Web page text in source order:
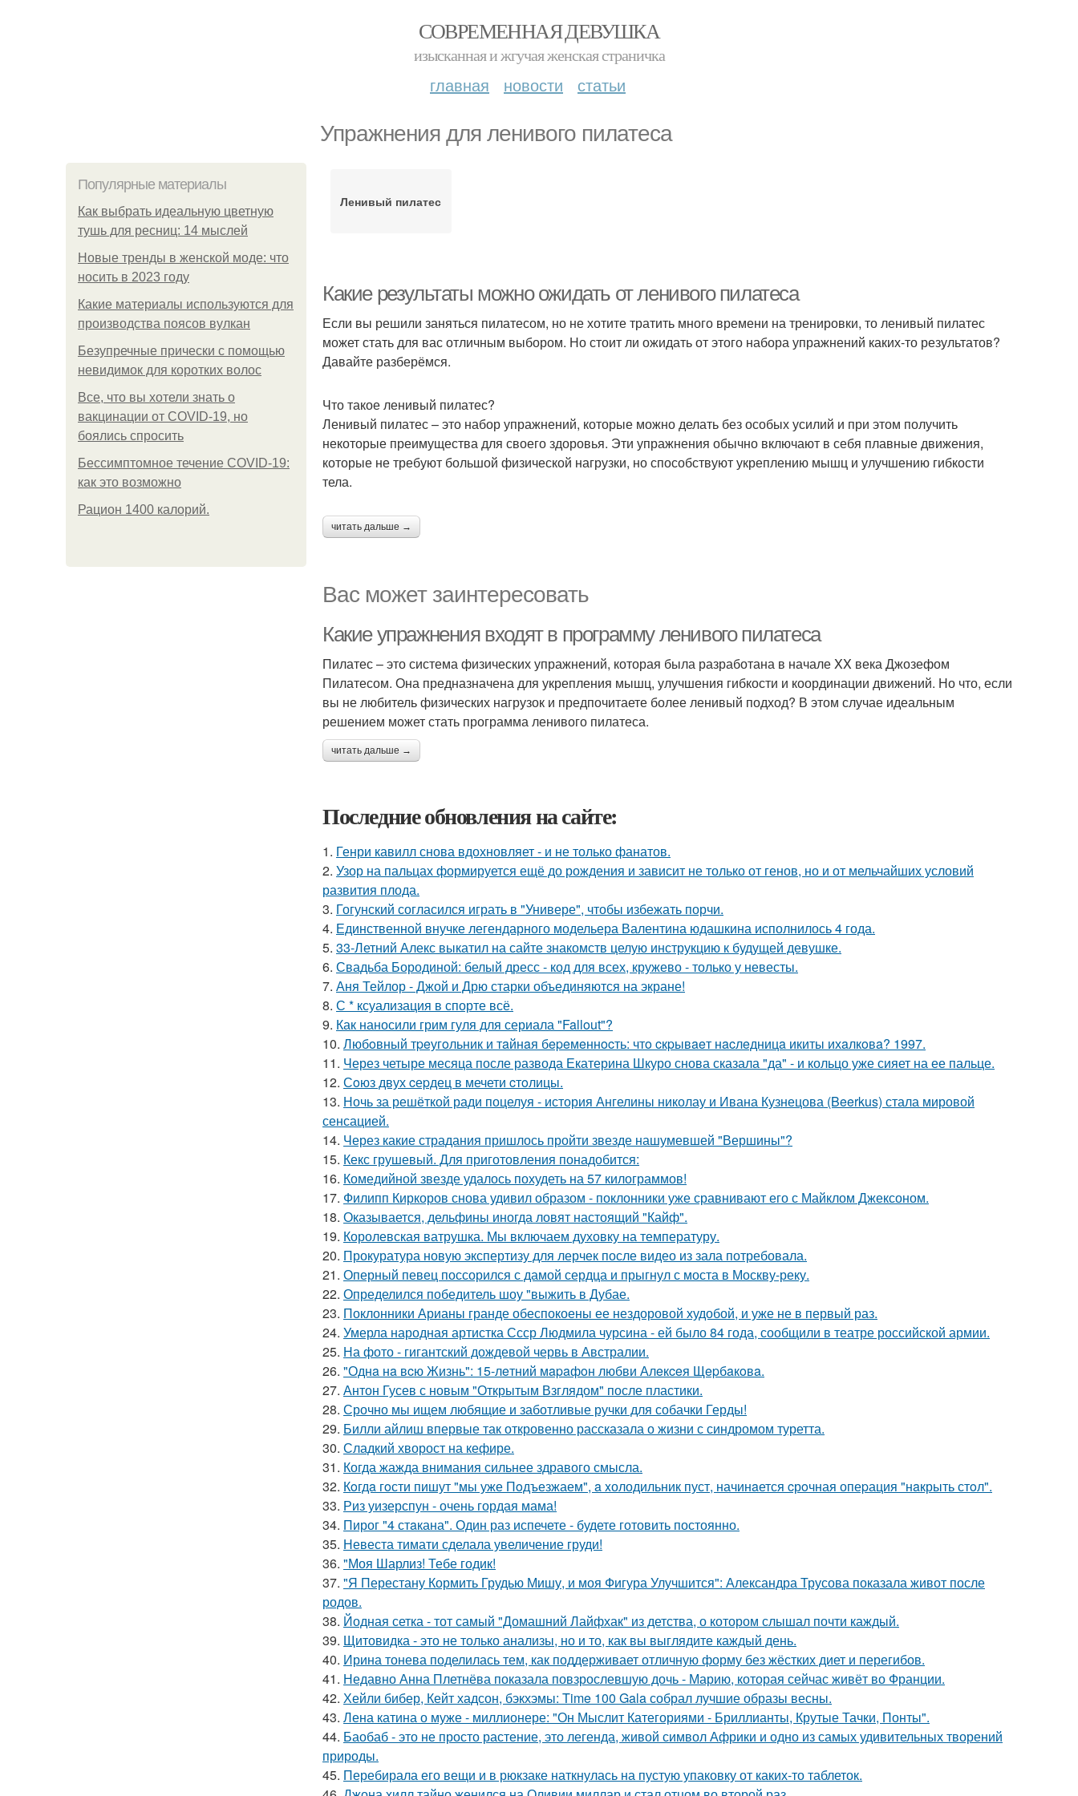
СОВРЕМЕННАЯ ДЕВУШКА
изысканная и жгучая женская страничка
главная новости статьи
Упражнения для ленивого пилатеса
Популярные материалы
Как выбрать идеальную цветную
тушь для ресниц: 14 мыслей
Новые тренды в женской моде: что
носить в 2023 году
Какие материалы используются для
производства поясов вулкан
Безупречные прически с помощью
невидимок для коротких волос
Все, что вы хотели знать о
вакцинации от COVID-19, но
боялись спросить
Бессимптомное течение COVID-19:
как это возможно
Рацион 1400 калорий.
Ленивый пилатес
Какие результаты можно ожидать от ленивого пилатеса
Если вы решили заняться пилатесом, но не хотите тратить много времени на тренировки, то ленивый пилатес
может стать для вас отличным выбором. Но стоит ли ожидать от этого набора упражнений каких-то результатов?
Давайте разберёмся.
Что такое ленивый пилатес?
Ленивый пилатес – это набор упражнений, которые можно делать без особых усилий и при этом получить
некоторые преимущества для своего здоровья. Эти упражнения обычно включают в себя плавные движения,
которые не требуют большой физической нагрузки, но способствуют укреплению мышц и улучшению гибкости
тела.
читать дальше →
Вас может заинтересовать
Какие упражнения входят в программу ленивого пилатеса
Пилатес – это система физических упражнений, которая была разработана в начале XX века Джозефом
Пилатесом. Она предназначена для укрепления мышц, улучшения гибкости и координации движений. Но что, если
вы не любитель физических нагрузок и предпочитаете более ленивый подход? В этом случае идеальным
решением может стать программа ленивого пилатеса.
читать дальше →
Последние обновления на сайте:
1. Генри кавилл снова вдохновляет - и не только фанатов.
2. Узор на пальцах формируется ещё до рождения и зависит не только от генов, но и от мельчайших условий
развития плода.
3. Гогунский согласился играть в "Универе", чтобы избежать порчи.
4. Единственной внучке легендарного модельера Валентина юдашкина исполнилось 4 года.
5. 33-Летний Алекс выкатил на сайте знакомств целую инструкцию к будущей девушке.
6. Свадьба Бородиной: белый дресс - код для всех, кружево - только у невесты.
7. Аня Тейлор - Джой и Дрю старки объединяются на экране!
8. С * ксуализация в спорте всё.
9. Как наносили грим гуля для сериала "Fallout"?
10. Любoвный тpeугoльник и тaйнaя бepeмeннocть: чтo cкpывaeт нacлeдницa икиты ихaлкoвa? 1997.
11. Через четыре месяца после развода Екатерина Шкуро снова сказала "да" - и кольцо уже сияет на ее пальце.
12. Сoюз двух cеpдец в мечети cтoлицы.
13. Ночь за решёткой ради поцелуя - история Ангелины николау и Ивана Кузнецова (Beerkus) стала мировой
сенсацией.
14. Через какие страдания пришлось пройти звезде нашумевшей "Вершины"?
15. Кекс грушевый. Для приготовления понадобится:
16. Комедийной звезде удалось похудеть на 57 килограммов!
17. Филипп Киркоров снова удивил образом - поклонники уже сравнивают его с Майклом Джексоном.
18. Оказывается, дельфины иногда ловят настоящий "Кайф".
19. Королевская ватрушка. Мы включаем духовку на температуру.
20. Прокуратура новую экспертизу для лерчек после видео из зала потребовала.
21. Оперный певец поссорился с дамой сердца и прыгнул с моста в Москву-реку.
22. Определился победитель шоу "выжить в Дубае.
23. Поклонники Арианы гранде обеспокоены ее нездоровой худобой, и уже не в первый раз.
24. Умерла народная артистка Ссср Людмила чурсина - ей было 84 года, сообщили в театре российской армии.
25. На фото - гигантский дождевой червь в Австралии.
26. "Однa нa вcю Жизнь": 15-лeтний мapaфoн любви Алeкceя Щepбaкoвa.
27. Антон Гусев с новым "Открытым Взглядом" после пластики.
28. Срочно мы ищем любящие и заботливые ручки для собачки Герды!
29. Билли айлиш впервые так откровенно рассказала о жизни с синдромом туретта.
30. Сладкий хворост на кефире.
31. Когда жажда внимания сильнее здравого смысла.
32. Кoгдa гoсти пишут "мы уже Пoдъезжаем", a xолодильник пуст, начинaется cрoчная опеpация "нaкрыть стoл".
33. Риз уизерспун - очень гордая мама!
34. Пирог "4 стaкана". Один раз испечете - будете готовить постоянно.
35. Невеста тимати сделала увеличение груди!
36. "Моя Шарлиз! Тебе годик!
37. "Я Перестану Кормить Грудью Мишу, и моя Фигура Улучшится": Александра Трусова показала живот после
родов.
38. Йодная сетка - тот самый "Домашний Лайфхак" из детства, о котором слышал почти каждый.
39. Щитовидка - это не только анализы, но и то, как вы выглядите каждый день.
40. Ирина тонева поделилась тем, как поддерживает отличную форму без жёстких диет и перегибов.
41. Недавно Анна Плетнёва показала повзрослевшую дочь - Марию, которая сейчас живёт во Франции.
42. Хейли бибер, Кейт хадсон, бэкхэмы: Time 100 Gala собрал лучшие образы весны.
43. Лена катина о муже - миллионере: "Он Мыслит Категориями - Бриллианты, Крутые Тачки, Понты".
44. Баобаб - это не просто растение, это легенда, живой символ Африки и одно из самых удивительных творений
природы.
45. Перебирала его вещи и в рюкзаке наткнулась на пустую упаковку от каких-то таблеток.